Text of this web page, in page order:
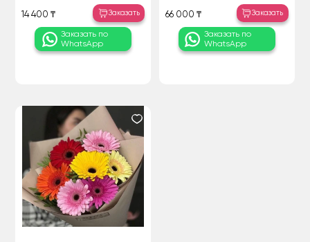
14 400 ₸ Заказать
Заказать по
WhatsApp
66 000 ₸ Заказать
Заказать по
WhatsApp